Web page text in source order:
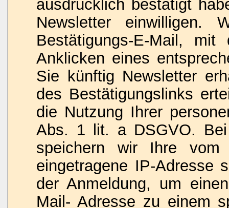
ausdrücklich bestätigt
Newsletter einwilligen.
Bestätigungs-E-Mail,
Anklicken eines
Sie künftig Newsletter
des Bestätigungslinks
die Nutzung Ihrer
Abs. 1 lit. a DSGVO.
speichern wir Ihre vom
eingetragene IP-Adresse
der Anmeldung, um
Mail- Adresse zu einem